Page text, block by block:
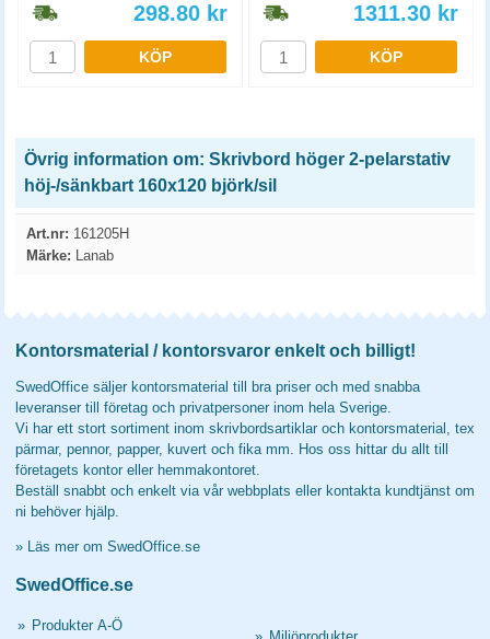
298.80 kr
KÖP
1311.30 kr
KÖP
Övrig information om: Skrivbord höger 2-pelarstativ
höj-/sänkbart 160x120 björk/sil
Art.nr: 161205H
Märke: Lanab
Kontorsmaterial / kontorsvaror enkelt och billigt!
SwedOffice säljer kontorsmaterial till bra priser och med snabba
leveranser till företag och privatpersoner inom hela Sverige.
Vi har ett stort sortiment inom skrivbordsartiklar och kontorsmaterial, tex
pärmar, pennor, papper, kuvert och fika mm. Hos oss hittar du allt till
företagets kontor eller hemmakontoret.
Beställ snabbt och enkelt via vår webbplats eller kontakta kundtjänst om
ni behöver hjälp.
» Läs mer om SwedOffice.se
SwedOffice.se
» Produkter A-Ö